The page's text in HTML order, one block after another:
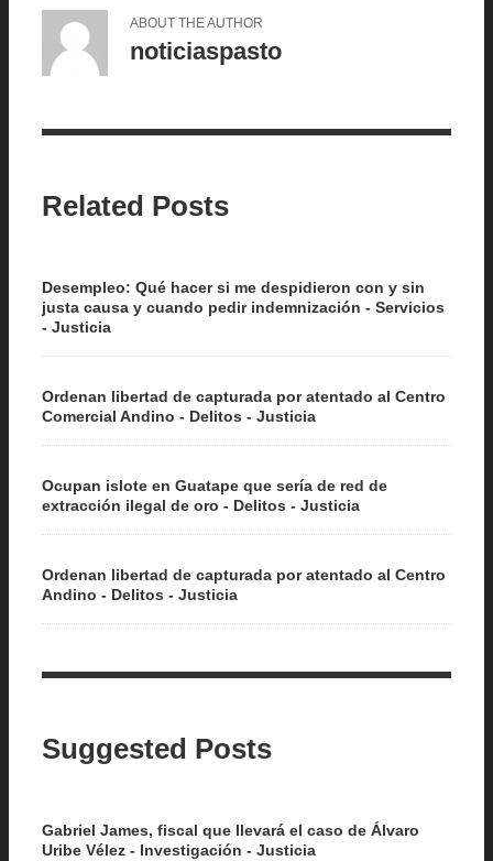
ABOUT THE AUTHOR
noticiaspasto
Related Posts
Desempleo: Qué hacer si me despidieron con y sin
justa causa y cuando pedir indemnización - Servicios
- Justicia
Ordenan libertad de capturada por atentado al Centro
Comercial Andino - Delitos - Justicia
Ocupan islote en Guatape que sería de red de
extracción ilegal de oro - Delitos - Justicia
Ordenan libertad de capturada por atentado al Centro
Andino - Delitos - Justicia
Suggested Posts
Gabriel James, fiscal que llevará el caso de Álvaro
Uribe Vélez - Investigación - Justicia